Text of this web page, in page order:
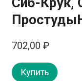
702,00 ₽
Купить